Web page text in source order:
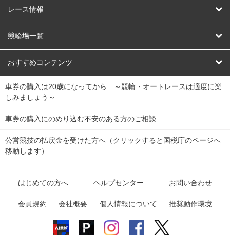
競輪
オートレース
競輪くじ
Dokanto!
チャリロトプラザ
レース情報
レース予想
レース結果
キャリーオーバー一覧
競輪場一覧
北日本 函館競輪場
関
東
弥彦競輪場 前橋競輪場 取手競輪場 宇都宮競輪場
関
東
小田原競輪場
名古屋競輪場 岐阜競輪場 大垣競輪場 豊橋競輪場
富山競輪場 松阪競輪場 四日市競輪場
福井競輪場 奈良競輪場 向日町競輪場
おすすめコンテンツ
競輪選手情報
Perfecta Navi
netkeirin
車券の購入は20歳になってから ～競輪・オートレースは適度に楽
しみましょう～
車券の購入にのめり込む不安のある方のご相談
公営競技の払戻金を受けた方へ（クリックすると国税庁のページへ
移動します）
はじめての方へ ヘルプセンター お問い合わせ
会員規約 会社概要 個人情報について 推奨動作環境